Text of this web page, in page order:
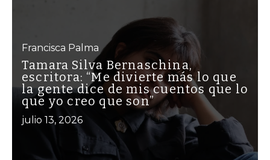
Francisca Palma
Tamara Silva Bernaschina,
escritora: “Me divierte más lo que
la gente dice de mis cuentos que lo
que yo creo que son”
julio 13, 2026